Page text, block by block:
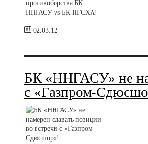
02.03.12
БК «ННГАСУ» не
с «Газпром-